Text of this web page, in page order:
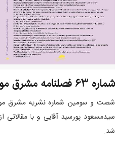
شماره ۶۳ فصلنامه مشرق موعود منتشر شد
شصت و سومین شماره نشریه مشرق
سیدمسعود پورسید آقایی و با
شد.